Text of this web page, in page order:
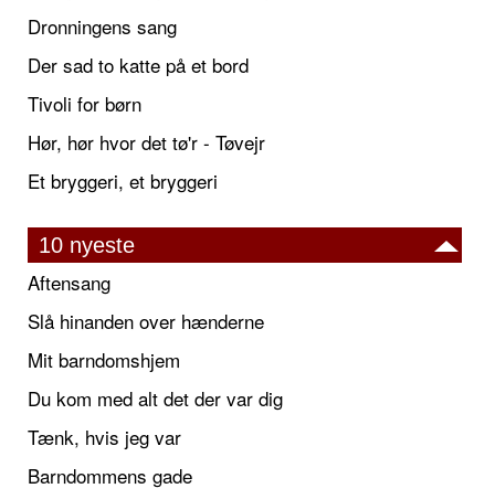
Dronningens sang
Der sad to katte på et bord
Tivoli for børn
Hør, hør hvor det tø'r - Tøvejr
Et bryggeri, et bryggeri
10 nyeste
Aftensang
Slå hinanden over hænderne
Mit barndomshjem
Du kom med alt det der var dig
Tænk, hvis jeg var
Barndommens gade